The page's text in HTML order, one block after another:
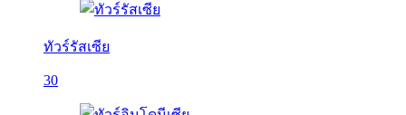
ทัวร์รัสเซีย
30